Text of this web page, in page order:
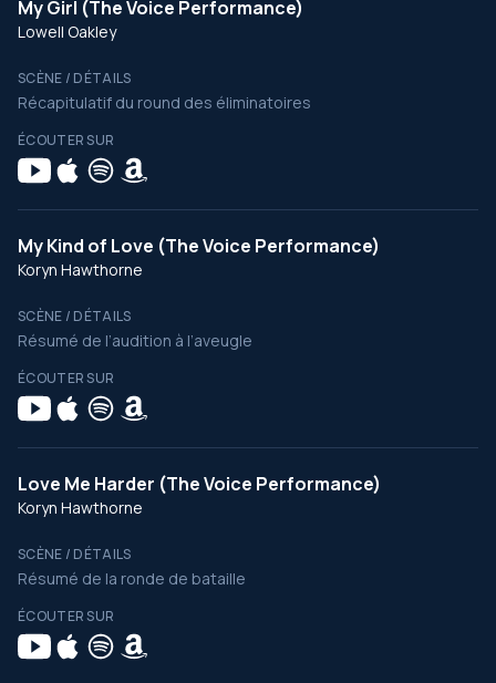
My Girl (The Voice Performance)
Lowell Oakley
SCÈNE / DÉTAILS
Récapitulatif du round des éliminatoires
ÉCOUTER SUR
My Kind of Love (The Voice Performance)
Koryn Hawthorne
SCÈNE / DÉTAILS
Résumé de l’audition à l’aveugle
ÉCOUTER SUR
Love Me Harder (The Voice Performance)
Koryn Hawthorne
SCÈNE / DÉTAILS
Résumé de la ronde de bataille
ÉCOUTER SUR